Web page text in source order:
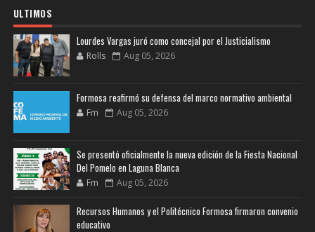
ULTIMOS
Lourdes Vargas juró como concejal por el Justicialismo
Rolls Aug 05, 2026
Formosa reafirmó su defensa del marco normativo ambiental
Fm Aug 05, 2026
Se presentó oficialmente la nueva edición de la Fiesta Nacional
Del Pomelo en Laguna Blanca
Fm Aug 05, 2026
Recursos Humanos y el Politécnico Formosa firmaron convenio
educativo